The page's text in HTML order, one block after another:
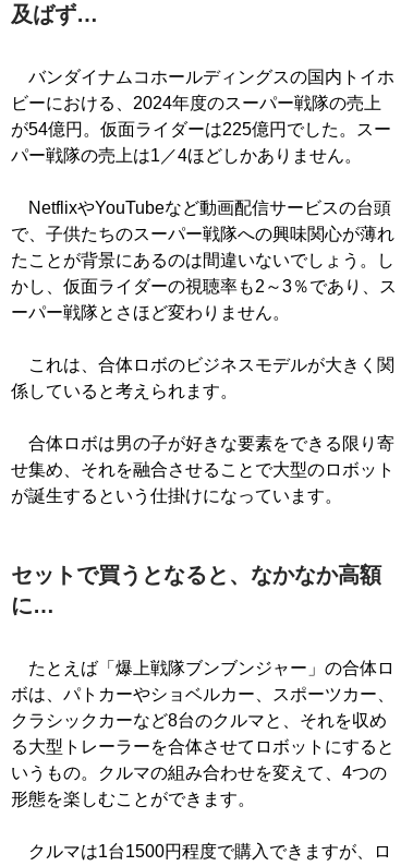
及ばず…
バンダイナムコホールディングスの国内トイホ
ビーにおける、2024年度のスーパー戦隊の売上
が54億円。仮面ライダーは225億円でした。スー
パー戦隊の売上は1／4ほどしかありません。
NetflixやYouTubeなど動画配信サービスの台頭
で、子供たちのスーパー戦隊への興味関心が薄れ
たことが背景にあるのは間違いないでしょう。し
かし、仮面ライダーの視聴率も2～3％であり、ス
ーパー戦隊とさほど変わりません。
これは、合体ロボのビジネスモデルが大きく関
係していると考えられます。
合体ロボは男の子が好きな要素をできる限り寄
せ集め、それを融合させることで大型のロボット
が誕生するという仕掛けになっています。
セットで買うとなると、なかなか高額
に…
たとえば「爆上戦隊ブンブンジャー」の合体ロ
ボは、パトカーやショベルカー、スポーツカー、
クラシックカーなど8台のクルマと、それを収め
る大型トレーラーを合体させてロボットにすると
いうもの。クルマの組み合わせを変えて、4つの
形態を楽しむことができます。
クルマは1台1500円程度で購入できますが、ロ